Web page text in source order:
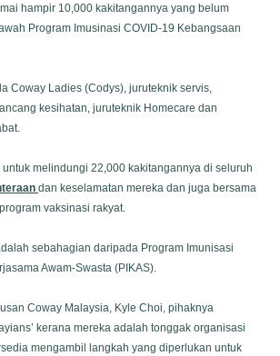
hampir 10,000 kakitangannya yang belum
Program Imusinasi COVID-19 Kebangsaan
Coway Ladies (Codys), juruteknik servis,
kesihatan, juruteknik Homecare dan
melindungi 22,000 kakitangannya di seluruh
dan keselamatan mereka dan juga bersama
vaksinasi rakyat.
sebahagian daripada Program Imunisasi
Awam-Swasta (PIKAS).
Coway Malaysia, Kyle Choi, pihaknya
kerana mereka adalah tonggak organisasi
mengambil langkah yang diperlukan untuk